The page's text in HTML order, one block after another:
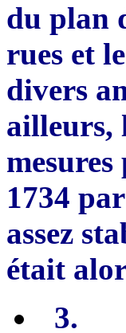
du plan
rues et
divers
ailleurs,
1734
assez
était
3.